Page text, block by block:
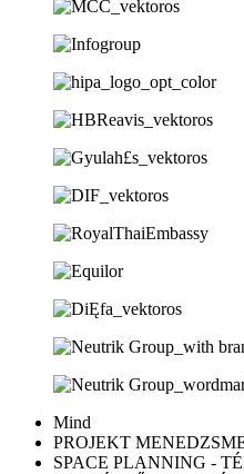
Mind
PROJEKT
SPACE PLANNING -